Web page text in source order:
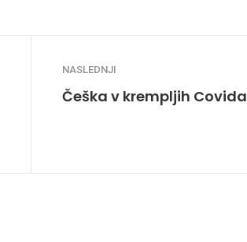
NASLEDNJI
Češka v krempljih Covida